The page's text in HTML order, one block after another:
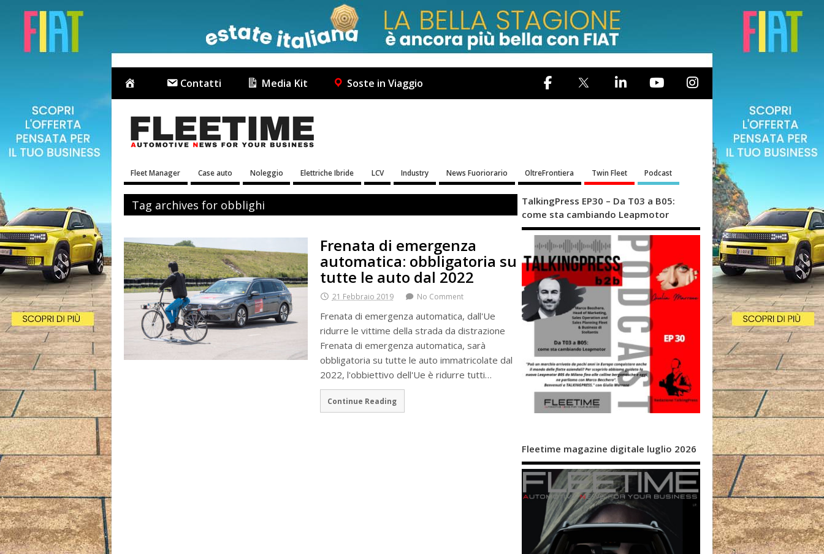
Contatti Media Kit Soste in Viaggio
Fleet Manager Case auto Noleggio Elettriche Ibride LCV Industry News Fuoriorario OltreFrontiera Twin Fleet Podcast
Tag archives for obblighi
Frenata di emergenza
automatica: obbligatoria su
tutte le auto dal 2022
21 Febbraio 2019 No Comment
Frenata di emergenza automatica, dall'Ue
ridurre le vittime della strada da distrazione
Frenata di emergenza automatica, sarà
obbligatoria su tutte le auto immatricolate dal
2022, l'obbiettivo dell'Ue è ridurre tutti…
Continue Reading
TalkingPress EP30 – Da T03 a B05:
come sta cambiando Leapmotor
Fleetime magazine digitale luglio 2026